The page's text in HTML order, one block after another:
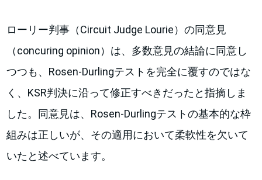
ローリー判事（Circuit Judge Lourie）の同意見
（concuring opinion）は、多数意見の結論に同意し
つつも、Rosen-Durlingテストを完全に覆すのではな
く、KSR判決に沿って修正すべきだったと指摘しま
した。同意見は、Rosen-Durlingテストの基本的な枠
組みは正しいが、その適用において柔軟性を欠いて
いたと述べています。